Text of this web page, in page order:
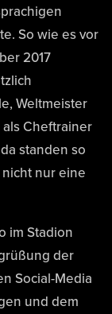
So wie es vor
2017
Weltmeister
Cheftrainer
standen so
nur eine
im Stadion
der
Social-Media
und dem